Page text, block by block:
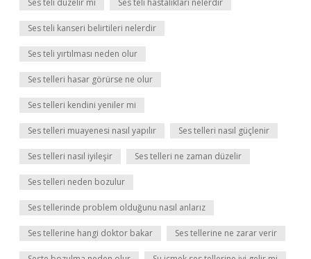
Ses teli düzelir mi Ses teli hastalıkları nelerdir
Ses teli kanseri belirtileri nelerdir
Ses teli yırtılması neden olur
Ses telleri hasar görürse ne olur
Ses telleri kendini yeniler mi
Ses telleri muayenesi nasıl yapılır Ses telleri nasıl güçlenir
Ses telleri nasıl iyileşir Ses telleri ne zaman düzelir
Ses telleri neden bozulur
Ses tellerinde problem olduğunu nasıl anlarız
Ses tellerine hangi doktor bakar Ses tellerine ne zarar verir